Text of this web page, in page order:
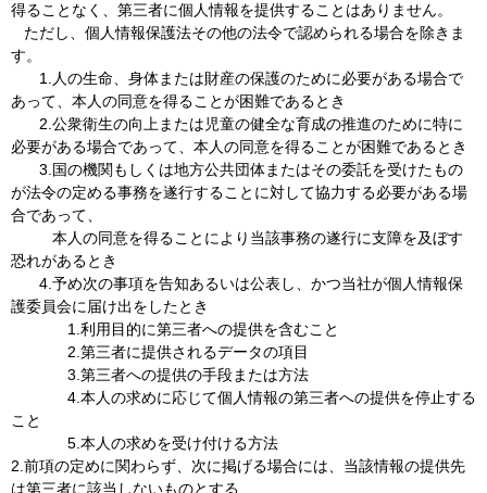
得ることなく、第三者に個人情報を提供することはありません。
ただし、個人情報保護法その他の法令で認められる場合を除きま
す。
1.人の生命、身体または財産の保護のために必要がある場合で
あって、本人の同意を得ることが困難であるとき
2.公衆衛生の向上または児童の健全な育成の推進のために特に
必要がある場合であって、本人の同意を得ることが困難であるとき
3.国の機関もしくは地方公共団体またはその委託を受けたもの
が法令の定める事務を遂行することに対して協力する必要がある場
合であって、
本人の同意を得ることにより当該事務の遂行に支障を及ぼす
恐れがあるとき
4.予め次の事項を告知あるいは公表し、かつ当社が個人情報保
護委員会に届け出をしたとき
1.利用目的に第三者への提供を含むこと
2.第三者に提供されるデータの項目
3.第三者への提供の手段または方法
4.本人の求めに応じて個人情報の第三者への提供を停止する
こと
5.本人の求めを受け付ける方法
2.前項の定めに関わらず、次に掲げる場合には、当該情報の提供先
は第三者に該当しないものとする